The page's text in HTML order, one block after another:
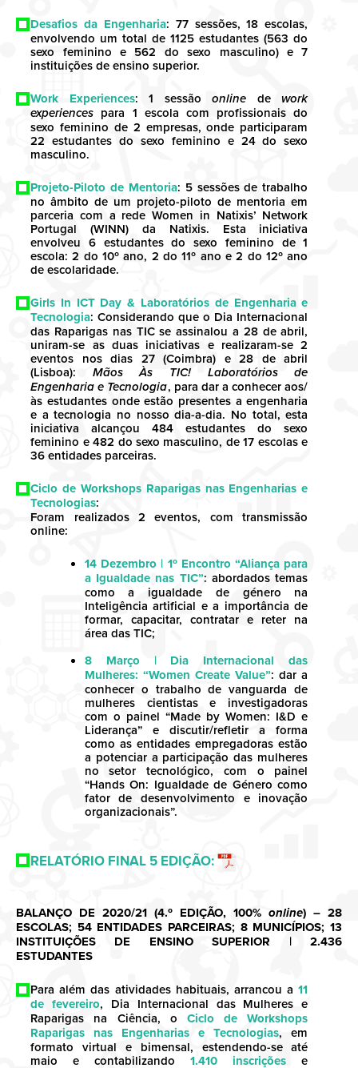
Desafios da Engenharia: 77 sessões, 18 escolas,
envolvendo um total de 1125 estudantes (563 do
sexo feminino e 562 do sexo masculino) e 7
instituições de ensino superior.
Work Experiences: 1 sessãoonline dework
experiences para 1 escola com profissionais do
sexo feminino de 2 empresas, onde participaram
22 estudantes do sexo feminino e 24 do sexo
masculino.
Projeto-Piloto de Mentoria: 5 sessões de trabalho
no âmbito de um projeto-piloto de mentoria em
parceria com a rede Women in Natixis’ Network
Portugal (WINN) da Natixis. Esta iniciativa
envolveu 6 estudantes do sexo feminino de 1
escola: 2 do 10º ano, 2 do 11º ano e 2 do 12º ano
de escolaridade.
Girls In ICT Day & Laboratórios de Engenharia e
Tecnologia: Considerando que o Dia Internacional
das Raparigas nas TIC se assinalou a 28 de abril,
uniram-se as duas iniciativas e realizaram-se 2
eventos nos dias 27 (Coimbra) e 28 de abril
(Lisboa): Mãos Às TIC! Laboratórios de
Engenharia e Tecnologia, para dar a conhecer aos/
às estudantes onde estão presentes a engenharia
e a tecnologia no nosso dia-a-dia. No total, esta
iniciativa alcançou 484 estudantes do sexo
feminino e 482 do sexo masculino, de 17 escolas e
36 entidades parceiras.
Ciclo de Workshops Raparigas nas Engenharias e
Tecnologias:
Foram realizados 2 eventos, com transmissão
online:
14 Dezembro | 1º Encontro “Aliança para
a Igualdade nas TIC”: abordados temas
como a igualdade de género na
Inteligência artificial e a importância de
formar, capacitar, contratar e reter na
área das TIC;
8 Março | Dia Internacional das
Mulheres: “Women Create Value”: dar a
conhecer o trabalho de vanguarda de
mulheres cientistas e investigadoras
com o painel “Made by Women: I&D e
Liderança” e discutir/refletir a forma
como as entidades empregadoras estão
a potenciar a participação das mulheres
no setor tecnológico, com o painel
“Hands On: Igualdade de Género como
fator de desenvolvimento e inovação
organizacionais”.
RELATÓRIO FINAL 5 EDIÇÃO:
BALANÇO DE 2020/21 (4.º EDIÇÃO, 100% online) – 28
ESCOLAS; 54 ENTIDADES PARCEIRAS; 8 MUNICÍPIOS; 13
INSTITUIÇÕES DE ENSINO SUPERIOR | 2.436
ESTUDANTES
Para além das atividades habituais, arrancou a11
de fevereiro, Dia Internacional das Mulheres e
Raparigas na Ciência, o Ciclo de Workshops
Raparigas nas Engenharias e Tecnologias, em
formato virtual e bimensal, estendendo-se até
maio e contabilizando1.410 inscriçõese